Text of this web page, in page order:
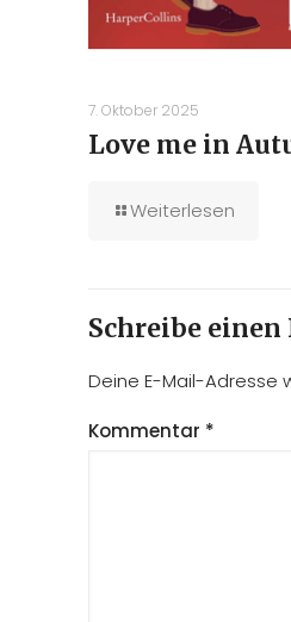
7. Oktober 2025
Love me in
Weiterlesen
Schreibe
Deine E-Mail-Adresse
Kommentar *